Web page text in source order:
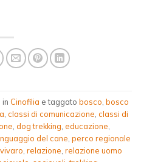
in Cinofilia e taggato bosco bosco
classi di comunicazione classi di
dog trekking educazione
del cane perco regionale
relazione relazione uomo